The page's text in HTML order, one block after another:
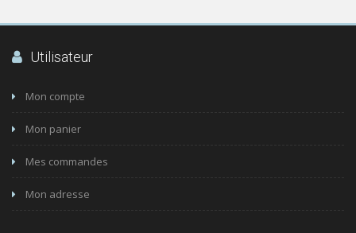
Utilisateur
Mon compte
Mon panier
Mes commandes
Mon adresse